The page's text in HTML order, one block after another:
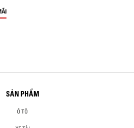
SẢN PHẨM
Ô TÔ